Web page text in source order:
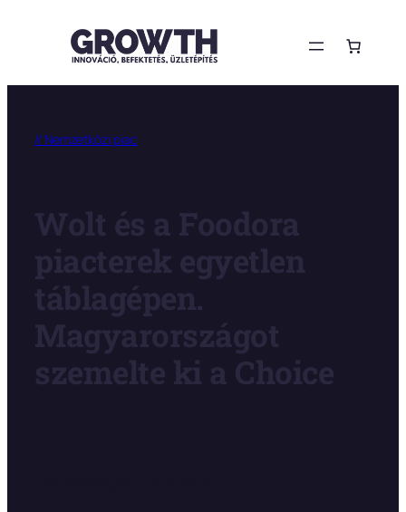
tartalomhoz
// Nemzetközi piac
Wolt és a Foodora
piacterek egyetlen
táblagépen.
Magyarországot
szemelte ki a Choice